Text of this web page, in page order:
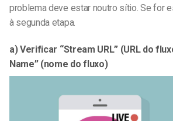
problema deve estar noutro sítio. Se for
à segunda etapa.
a) Verificar “Stream URL” (URL do
Name” (nome do fluxo)